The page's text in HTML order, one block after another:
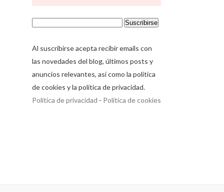
Al suscribirse acepta recibir emails con
las novedades del blog, últimos posts y
anuncios relevantes, así como la política
de cookies y la política de privacidad.
Política de privacidad - Política de cookies